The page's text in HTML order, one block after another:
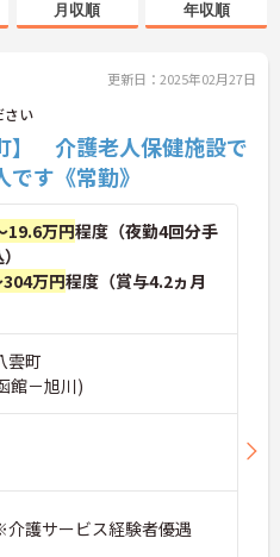
月収順 年収順
更新日：2025年02月27日
い
】 介護老人保健施設で
す《常勤》
19.6万円程度（夜勤4回分手
万円程度（賞与4.2ヵ月
雲町
館－旭川)
護サービス経験者優遇